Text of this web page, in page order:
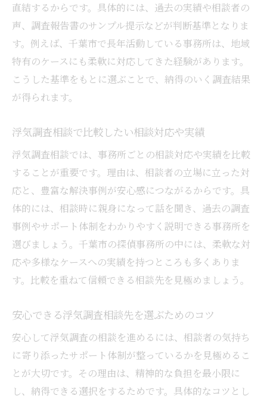
直結するからです。具体的には、過去の実績や相談者の
声、調査報告書のサンプル提示などが判断基準となりま
す。例えば、千葉市で長年活動している事務所は、地域
特有のケースにも柔軟に対応してきた経験があります。
こうした基準をもとに選ぶことで、納得のいく調査結果
が得られます。
浮気調査相談で比較したい相談対応や実績
浮気調査相談では、事務所ごとの相談対応や実績を比較
することが重要です。理由は、相談者の立場に立った対
応と、豊富な解決事例が安心感につながるからです。具
体的には、相談時に親身になって話を聞き、過去の調査
事例やサポート体制をわかりやすく説明できる事務所を
選びましょう。千葉市の探偵事務所の中には、柔軟な対
応や多様なケースへの実績を持つところも多くありま
す。比較を重ねて信頼できる相談先を見極めましょう。
安心できる浮気調査相談先を選ぶためのコツ
安心して浮気調査の相談を進めるには、相談者の気持ち
に寄り添ったサポート体制が整っているかを見極めるこ
とが大切です。その理由は、精神的な負担を最小限に
し、納得できる選択をするためです。具体的なコツとし